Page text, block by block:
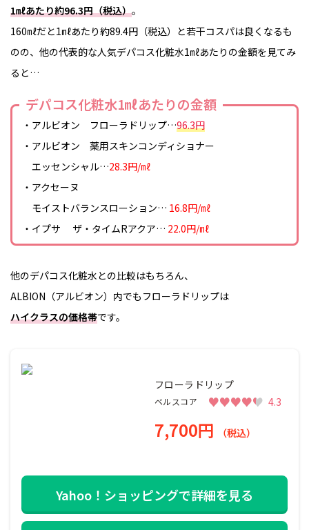
1㎖あたり約96.3円（税込）。
160㎖だと1㎖あたり約89.4円（税込）と若干コスパは良くなるも
のの、他の代表的な人気デパコス化粧水1㎖あたりの金額を見てみ
ると…
デパコス化粧水1㎖あたりの金額
・アルビオン フローラドリップ…96.3円
・アルビオン 薬用スキンコンディショナー
エッセンシャル…28.3円/㎖
・アクセーヌ
モイストバランスローション… 16.8円/㎖
・イプサ ザ・タイムRアクア… 22.0円/㎖
他のデパコス化粧水との比較はもちろん、
ALBION（アルビオン）内でもフローラドリップは
ハイクラスの価格帯です。
フローラドリップ
ベルスコア ♥♥♥♥♥
♥♥♥♥♥ 4.3
7,700円 （税込）
Yahoo！ショッピングで詳細を見る